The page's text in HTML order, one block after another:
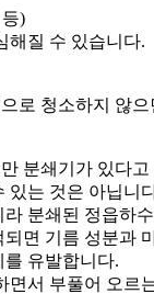
)
해질 수 있습니다.
로 청소하지 않으
분쇄기가 있다고
있는 것은 아닙니
분쇄된 정읍하
면 기름 성분과
유발합니다.
면서 부풀어 오르